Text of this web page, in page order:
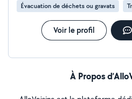
Évacuation de déchets ou gravats
Voir le profil
À Propos